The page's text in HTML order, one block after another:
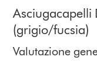
Asciugacapelli
(grigio/fucsia)
Valutazione